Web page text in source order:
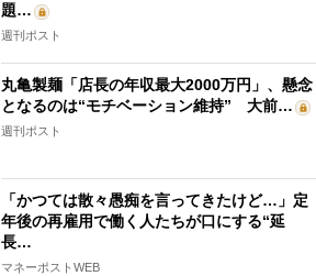
題…
週刊ポスト
丸亀製麺「店長の年収最大2000万円」、懸念
となるのは“モチベーション維持” 大前…
週刊ポスト
「かつては散々愚痴を言ってきたけど…」定
年後の再雇用で働く人たちが口にする“延
長…
マネーポストWEB